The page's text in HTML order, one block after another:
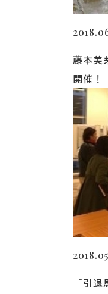
藤本美
開催！
「引